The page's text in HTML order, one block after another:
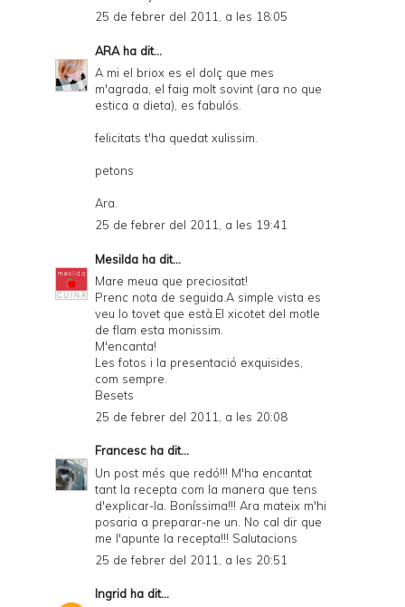
25 de febrer del 2011, a les 18:05
ARAha dit...
A mi el briox es el dolç que mes
m'agrada, el faig molt sovint (ara no que
estica a dieta), es fabulós.
felicitats t'ha quedat xulissim.
petons
Ara.
25 de febrer del 2011, a les 19:41
Mesilda ha dit...
Mare meua que preciositat!
Prenc nota de seguida.A simple vista es
veu lo tovet que està.El xicotet del motle
de flam esta monissim.
M'encanta!
Les fotos i la presentació exquisides,
com sempre.
Besets
25 de febrer del 2011, a les 20:08
Francesc ha dit...
Un post més que redó!!! M'ha encantat
tant la recepta com la manera que tens
d'explicar-la. Boníssima!!! Ara mateix m'hi
posaria a preparar-ne un. No cal dir que
me l'apunte la recepta!!! Salutacions
25 de febrer del 2011, a les 20:51
Ingrid ha dit...